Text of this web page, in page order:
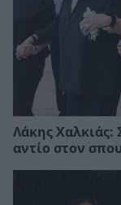
Λάκης Χαλκιάς:
αντίο στον